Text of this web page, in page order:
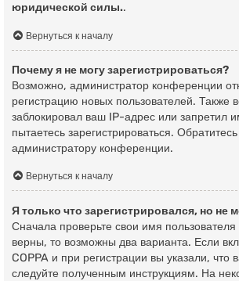
юридической силы..
Вернуться к началу
Почему я не могу зарегистрироваться?
Возможно, администратор конференции
регистрацию новых пользователей. Также
заблокировал ваш IP-адрес или запретил
пытаетесь зарегистрироваться.
администратору конференции.
Вернуться к началу
Я только что зарегистрировался, но не
Сначала проверьте свои имя
верны, то возможны два варианта. Если
COPPA и при регистрации вы указали, что
следуйте полученным инструкциям. На